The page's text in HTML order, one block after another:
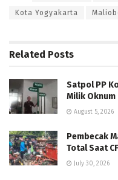
Kota Yogyakarta
Related Posts
Satpol PP
Milik
August 5, 2026
Pembecak
Total Saat
July 30, 2026